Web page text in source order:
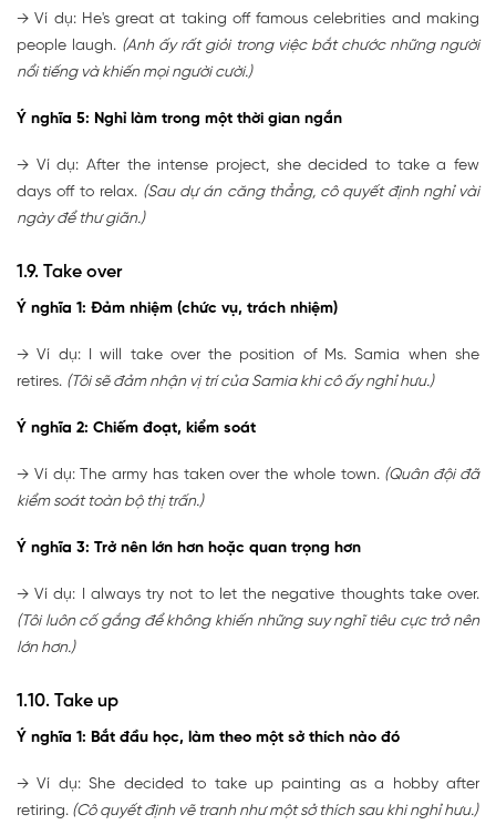
→ Ví dụ: He's great at taking off famous celebrities and making
people laugh. (Anh ấy rất giỏi trong việc bắt chước những người
nổi tiếng và khiến mọi người cười.)
Ý nghĩa 5: Nghỉ làm trong một thời gian ngắn
→ Ví dụ: After the intense project, she decided to take a few
days off to relax. (Sau dự án căng thẳng, cô quyết định nghỉ vài
ngày để thư giãn.)
1.9. Take over
Ý nghĩa 1: Đảm nhiệm (chức vụ, trách nhiệm)
→ Ví dụ: I will take over the position of Ms. Samia when she
retires. (Tôi sẽ đảm nhận vị trí của Samia khi cô ấy nghỉ hưu.)
Ý nghĩa 2: Chiếm đoạt, kiểm soát
→ Ví dụ: The army has taken over the whole town. (Quân đội đã
kiểm soát toàn bộ thị trấn.)
Ý nghĩa 3: Trở nên lớn hơn hoặc quan trọng hơn
→ Ví dụ: I always try not to let the negative thoughts take over.
(Tôi luôn cố gắng để không khiến những suy nghĩ tiêu cực trở nên
lớn hơn.)
1.10. Take up
Ý nghĩa 1: Bắt đầu học, làm theo một sở thích nào đó
→ Ví dụ: She decided to take up painting as a hobby after
retiring. (Cô quyết định vẽ tranh như một sở thích sau khi nghỉ hưu.)